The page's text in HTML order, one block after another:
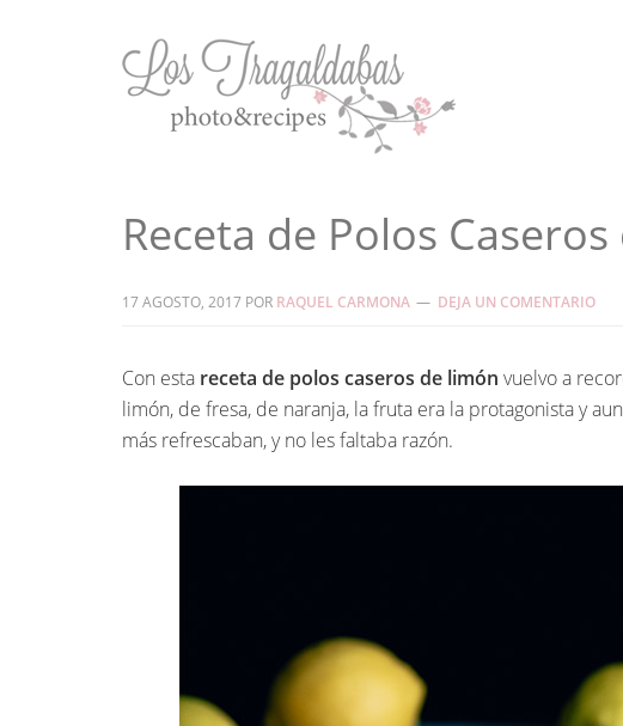
Receta de Polos
17 AGOSTO, 2017 POR RAQUEL CARMONA DEJA UN COMENTARIO
Con esta receta de polos caseros de limón vuelvo a
limón, de fresa, de naranja, la fruta era la protagonista y
más refrescaban, y no les faltaba razón.